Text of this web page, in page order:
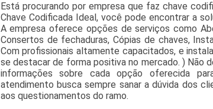
Está procurando por empresa que faz chave
Chave Codificada Ideal, você pode encontrar a
A empresa oferece opções de serviços como
Consertos de fechaduras, Cópias de chaves,
Com profissionais altamente capacitados, e
se destacar de forma positiva no mercado. ) Não
informações sobre cada opção oferecida
atendimento busca sempre sanar a dúvida dos
aos questionamentos do ramo.